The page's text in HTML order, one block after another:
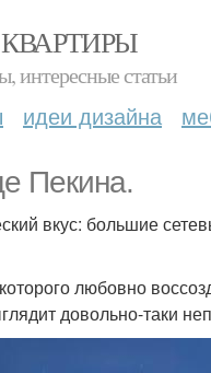
интересные статьи
идеи дизайна
Пекина.
вкус: большие
любовно
довольно-таки